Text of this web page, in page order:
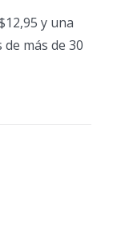
y una
más de 30